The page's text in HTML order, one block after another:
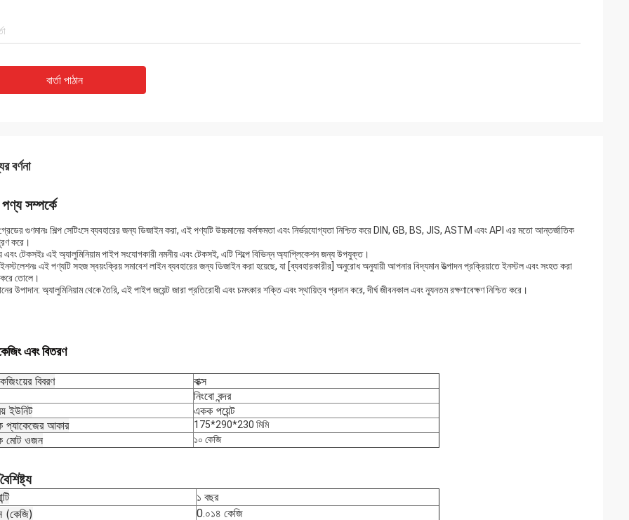
বার্তা পাঠান
বর্ণনা
সম্পর্কে
গুণমানঃ শিল্প সেটিংসে ব্যবহারের জন্য ডিজাইন করা, এই পণ্যটি উচ্চমানের কর্মক্ষমতা এবং নির্ভরযোগ্যতা নিশ্চিত করে DIN, GB, BS, JIS, ASTM এবং API এর মতো আন্তর্জাতিক
করে।
এবং টেকসইঃ এই অ্যালুমিনিয়াম পাইপ সংযোগকারী নমনীয় এবং টেকসই, এটি শিল্পে বিভিন্ন অ্যাপ্লিকেশন জন্য উপযুক্ত।
এই পণ্যটি সহজ স্বয়ংক্রিয় সমাবেশ লাইন ব্যবহারের জন্য ডিজাইন করা হয়েছে, যা [ব্যবহারকারীর] অনুরোধ অনুযায়ী আপনার বিদ্যমান উত্পাদন প্রক্রিয়াতে ইনস্টল এবং সংহত করা
তোলে।
উপাদান: অ্যালুমিনিয়াম থেকে তৈরি, এই পাইপ জয়েন্ট জারা প্রতিরোধী এবং চমৎকার শক্তি এবং স্থায়িত্ব প্রদান করে, দীর্ঘ জীবনকাল এবং ন্যূনতম রক্ষণাবেক্ষণ নিশ্চিত করে।
এবং বিতরণ
বিবরণ
বাক্স
নিংবো বন্দর
ইউনিট
একক পয়েন্ট
আকার
175*290*230 মিমি
মোট ওজন ১০ কেজি
১ বছর
(কেজি) 0.০১৪ কেজি